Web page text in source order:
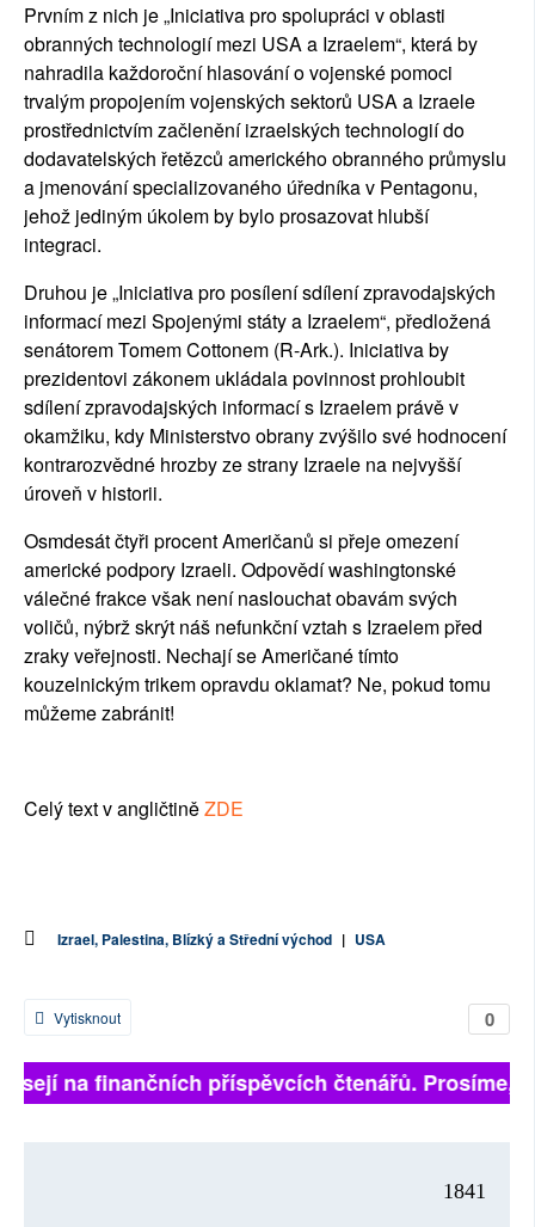
Prvním z nich je „Iniciativa pro spolupráci v oblasti
obranných technologií mezi USA a Izraelem“, která by
nahradila každoroční hlasování o vojenské pomoci
trvalým propojením vojenských sektorů USA a Izraele
prostřednictvím začlenění izraelských technologií do
dodavatelských řetězců amerického obranného průmyslu
a jmenování specializovaného úředníka v Pentagonu,
jehož jediným úkolem by bylo prosazovat hlubší
integraci.
Druhou je„Iniciativa pro posílení sdílení zpravodajských
informací mezi Spojenými státy a Izraelem“, předložená
senátorem Tomem Cottonem (R-Ark.). Iniciativa by
prezidentovi zákonem ukládala povinnost prohloubit
sdílení zpravodajských informací s Izraelem právě v
okamžiku, kdy Ministerstvo obrany zvýšilo své hodnocení
kontrarozvědné hrozby ze strany Izraele na nejvyšší
úroveň v historii.
Osmdesát čtyři procent Američanů si přeje omezení
americké podpory Izraeli. Odpovědí washingtonské
válečné frakce však není naslouchat obavám svých
voličů, nýbrž skrýt náš nefunkční vztah s Izraelem před
zraky veřejnosti. Nechají se Američané tímto
kouzelnickým trikem opravdu oklamat? Ne, pokud tomu
můžeme zabránit!
Celý text v angličtiněZDE
Izrael, Palestina, Blízký a Střední východ | USA
0
Vytisknout
na finančních příspěvcích čtenářů. Prosíme,
1841